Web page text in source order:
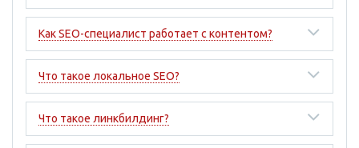
Как SEO-специалист работает с контентом?
Что такое локальное SEO?
Что такое линкбилдинг?